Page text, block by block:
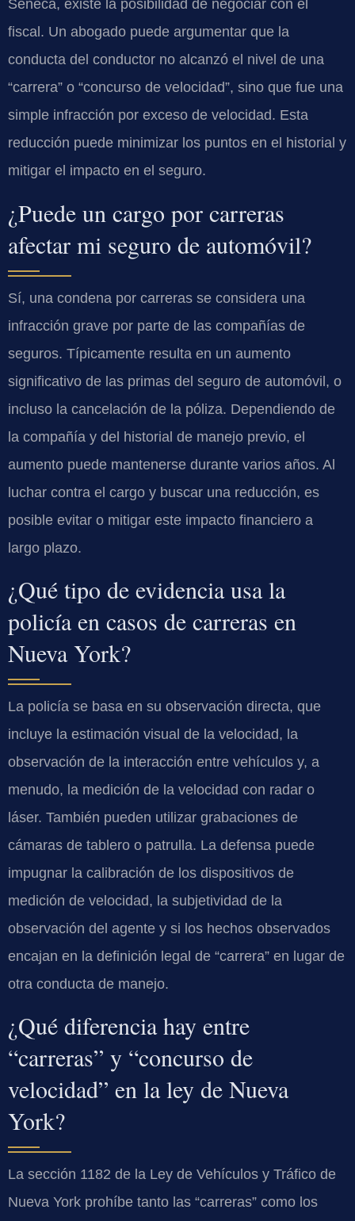
Seneca, existe la posibilidad de negociar con el
fiscal. Un abogado puede argumentar que la
conducta del conductor no alcanzó el nivel de una
“carrera” o “concurso de velocidad”, sino que fue una
simple infracción por exceso de velocidad. Esta
reducción puede minimizar los puntos en el historial y
mitigar el impacto en el seguro.
¿Puede un cargo por carreras
afectar mi seguro de automóvil?
Sí, una condena por carreras se considera una
infracción grave por parte de las compañías de
seguros. Típicamente resulta en un aumento
significativo de las primas del seguro de automóvil, o
incluso la cancelación de la póliza. Dependiendo de
la compañía y del historial de manejo previo, el
aumento puede mantenerse durante varios años. Al
luchar contra el cargo y buscar una reducción, es
posible evitar o mitigar este impacto financiero a
largo plazo.
¿Qué tipo de evidencia usa la
policía en casos de carreras en
Nueva York?
La policía se basa en su observación directa, que
incluye la estimación visual de la velocidad, la
observación de la interacción entre vehículos y, a
menudo, la medición de la velocidad con radar o
láser. También pueden utilizar grabaciones de
cámaras de tablero o patrulla. La defensa puede
impugnar la calibración de los dispositivos de
medición de velocidad, la subjetividad de la
observación del agente y si los hechos observados
encajan en la definición legal de “carrera” en lugar de
otra conducta de manejo.
¿Qué diferencia hay entre
“carreras” y “concurso de
velocidad” en la ley de Nueva
York?
La sección 1182 de la Ley de Vehículos y Tráfico de
Nueva York prohíbe tanto las “carreras” como los